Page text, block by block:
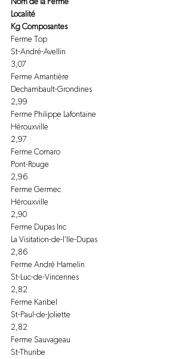
Nom de la Ferme
Localité
Kg Composantes
Ferme Top
St-André-Avellin
3,07
Ferme Amantière
Dechambault-Grondines
2,99
Ferme Philippe Lafontaine
Hérouxville
2,97
Ferme Comaro
Pont-Rouge
2,96
Ferme Germec
Hérouxville
2,90
Ferme Dupas Inc
La Visitation-de-l'Ile-Dupas
2,86
Ferme André Hamelin
St-Luc-de-Vincennes
2,82
Ferme Karibel
St-Paul-de-Joliette
2,82
Ferme Sauvageau
St-Thuribe